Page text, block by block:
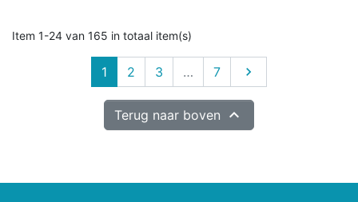
Item 1-24 van 165 in totaal item(s)
1 2 3 … 7 Volgende

Terug naar boven 